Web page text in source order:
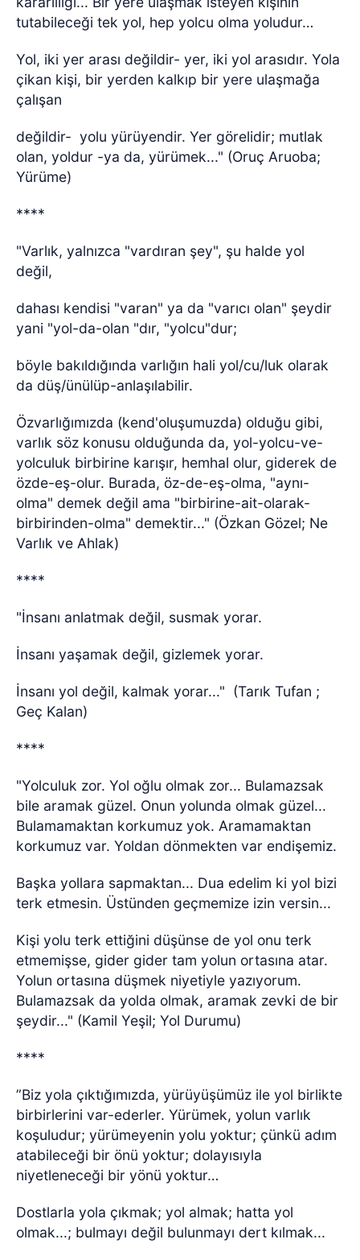
tutabileceği tek yol, hep yolcu olma yoludur…
Yol, iki yer arası değildir- yer, iki yol arasıdır. Yola
çikan kişi, bir yerden kalkıp bir yere ulaşmağa
çalışan
değildir- yolu yürüyendir. Yer görelidir; mutlak
olan, yoldur -ya da, yürümek..." (Oruç Aruoba;
Yürüme)
****
"Varlık, yalnızca "vardıran şey", şu halde yol
değil,
dahası kendisi "varan" ya da "varıcı olan" şeydir
yani "yol-da-olan "dır, "yolcu"dur;
böyle bakıldığında varlığın hali yol/cu/luk olarak
da düş/ünülüp-anlaşılabilir.
Özvarlığımızda (kend'oluşumuzda) olduğu gibi,
varlık söz konusu olduğunda da, yol-yolcu-ve-
yolculuk birbirine karışır, hemhal olur, giderek de
özde-eş-olur. Burada, öz-de-eş-olma, "aynı-
olma" demek değil ama "birbirine-ait-olarak-
birbirinden-olma" demektir..." (Özkan Gözel; Ne
Varlık ve Ahlak)
****
"İnsanı anlatmak değil, susmak yorar.
İnsanı yaşamak değil, gizlemek yorar.
İnsanı yol değil, kalmak yorar..." (Tarık Tufan ;
Geç Kalan)
****
"Yolculuk zor. Yol oğlu olmak zor... Bulamazsak
bile aramak güzel. Onun yolunda olmak güzel...
Bulamamaktan korkumuz yok. Aramamaktan
korkumuz var. Yoldan dönmekten var endişemiz.
Başka yollara sapmaktan... Dua edelim ki yol bizi
terk etmesin. Üstünden geçmemize izin versin...
Kişi yolu terk ettiğini düşünse de yol onu terk
etmemişse, gider gider tam yolun ortasına atar.
Yolun ortasına düşmek niyetiyle yazıyorum.
Bulamazsak da yolda olmak, aramak zevki de bir
şeydir..." (Kamil Yeşil; Yol Durumu)
****
”Biz yola çıktığımızda, yürüyüşümüz ile yol birlikte
birbirlerini var-ederler. Yürümek, yolun varlık
koşuludur; yürümeyenin yolu yoktur; çünkü adım
atabileceği bir önü yoktur; dolayısıyla
niyetleneceği bir yönü yoktur…
Dostlarla yola çıkmak; yol almak; hatta yol
olmak...; bulmayı değil bulunmayı dert kılmak...